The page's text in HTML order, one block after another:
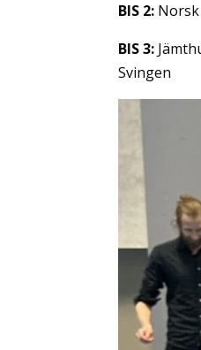
BIS 2:
BIS 3:
Svingen